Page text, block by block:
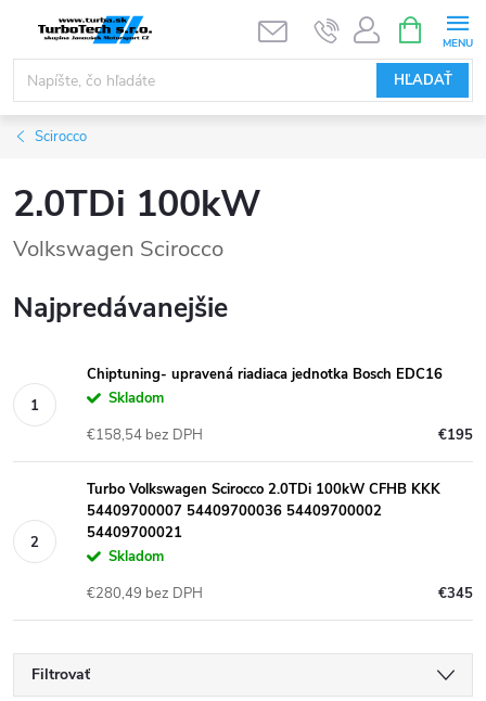
obsah
HĽADAŤ
KOŠÍK
Scirocco
2.0TDi 100kW
Volkswagen Scirocco
Najpredávanejšie
Chiptuning- upravená riadiaca jednotka Bosch EDC16
Skladom
€195
€158,54 bez DPH
Turbo Volkswagen Scirocco 2.0TDi 100kW CFHB KKK
54409700007 54409700036 54409700002
54409700021
Skladom
€345
€280,49 bez DPH
Filtrovať